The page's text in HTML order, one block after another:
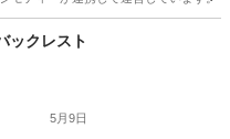
ユース
ックレスト
5月9日